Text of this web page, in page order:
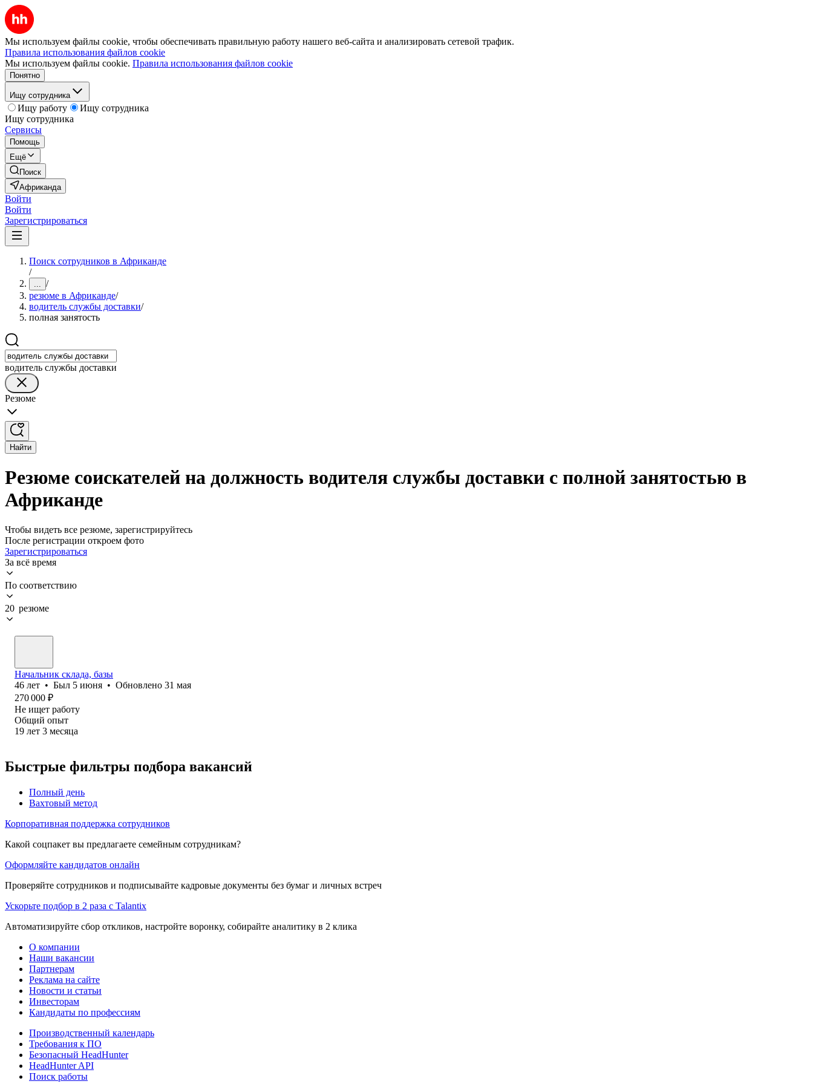
Мы используем файлы cookie, чтобы обеспечивать правильную работу нашего веб-сайта и анализировать сетевой трафик.
Правила использования файлов cookie
Мы используем файлы cookie. Правила использования файлов cookie
Понятно
Ищу сотрудника
Ищу работу
Ищу сотрудника
Ищу сотрудника
Сервисы
Помощь
Ещё
Поиск
Африканда
Войти
Войти
Зарегистрироваться
Поиск сотрудников в Африканде
/
... /
резюме в Африканде/
водитель службы доставки/
полная занятость
водитель службы доставки
Резюме
Найти
Резюме соискателей на должность водителя службы доставки с полной занятостью в
Африканде
Чтобы видеть все резюме, зарегистрируйтесь
После регистрации откроем фото
Зарегистрироваться
За всё время
По соответствию
20 резюме
Начальник склада, базы
46 лет • Был 5 июня • Обновлено 31 мая
270 000 ₽
Не ищет работу
Общий опыт
19 лет 3 месяца
Быстрые фильтры подбора вакансий
Полный день
Вахтовый метод
Корпоративная поддержка сотрудников
Какой соцпакет вы предлагаете семейным сотрудникам?
Оформляйте кандидатов онлайн
Проверяйте сотрудников и подписывайте кадровые документы без бумаг и личных встреч
Ускорьте подбор в 2 раза с Talantix
Автоматизируйте сбор откликов, настройте воронку, собирайте аналитику в 2 клика
О компании
Наши вакансии
Партнерам
Реклама на сайте
Новости и статьи
Инвесторам
Кандидаты по профессиям
Производственный календарь
Требования к ПО
Безопасный HeadHunter
HeadHunter API
Поиск работы